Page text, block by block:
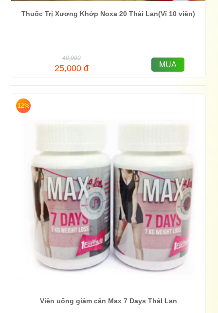
Thuốc Trị Xương Khớp Noxa 20 Thái Lan(Vỉ 10 viên)
40,000
25,000 đ MUA
12%
Viên uống giảm cân Max 7 Days TháI Lan